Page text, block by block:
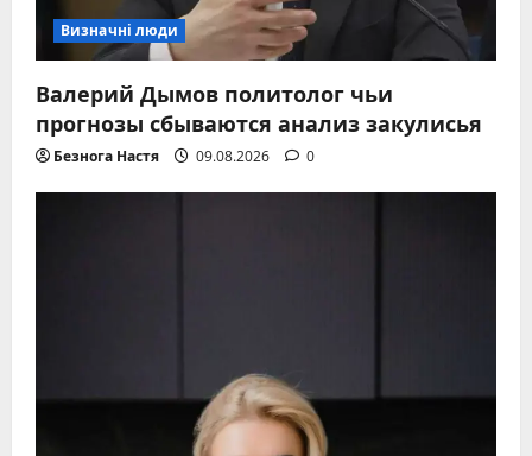
Визначні люди
Валерий Дымов политолог чьи
прогнозы сбываются анализ закулисья
Безнога Настя 09.08.2026 0